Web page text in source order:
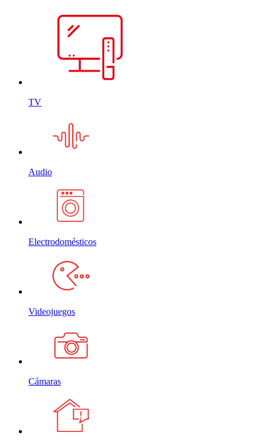
TV
Audio
Electrodomésticos
Videojuegos
Cámaras